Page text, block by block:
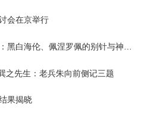
会在京举行
海伦、佩涅罗佩的别针与神秘入侵者
之先生：老兵朱向前侧记三题
果揭晓